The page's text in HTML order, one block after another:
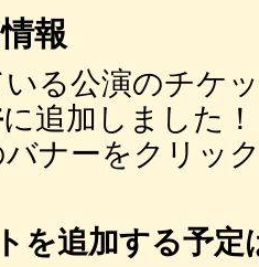
報
いる公演のチケ
に追加しました！
ナーをクリッ
を追加する予